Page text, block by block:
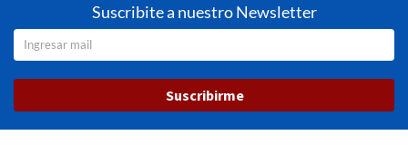
Suscribite a nuestro Newsletter
Suscribirme